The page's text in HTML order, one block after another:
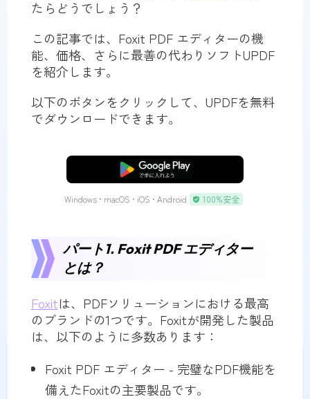
たらどうでしょう？
この記事では、Foxit PDF エディターの機
能、価格、さらに最善の代わりソフトUPDF
を紹介します。
以下のボタンをクリックして、UPDFを無料
でダウンロードできます。
無料ダウンロード
Windows • macOS • iOS • Android 100%安全
パート1. Foxit PDF エディター
とは？
Foxitは、PDFソリューションにおける最高
のブランドの1つです。Foxitが開発した製品
は、以下のように多数あります：
Foxit PDF エディター - 完璧なPDF機能を
備えたFoxitの主要製品です。